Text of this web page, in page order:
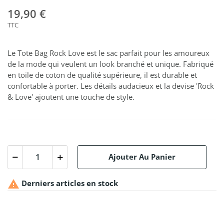
19,90 €
TTC
Le Tote Bag Rock Love est le sac parfait pour les amoureux
de la mode qui veulent un look branché et unique. Fabriqué
en toile de coton de qualité supérieure, il est durable et
confortable à porter. Les détails audacieux et la devise 'Rock
& Love' ajoutent une touche de style.
Ajouter Au Panier
 Derniers articles en stock